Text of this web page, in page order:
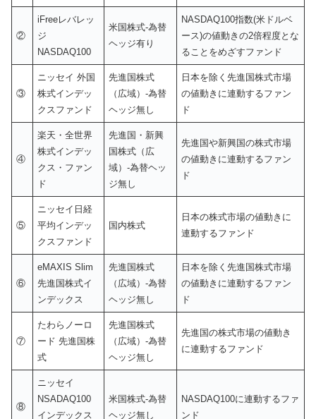
②
iFreeレバレッ
ジ
NASDAQ100
米国株式-為替
ヘッジ有り
NASDAQ100指数(米ドルベ
ース)の値動きの2倍程度とな
ることをめざすファンド
③
ニッセイ 外国
株式インデッ
クスファンド
先進国株式
（広域）-為替
ヘッジ無し
日本を除く先進国株式市場
の値動きに連動するファン
ド
④
楽天・全世界
株式インデッ
クス・ファン
ド
先進国・新興
国株式（広
域）-為替ヘッ
ジ無し
先進国や新興国の株式市場
の値動きに連動するファン
ド
⑤
ニッセイ日経
平均インデッ
クスファンド
国内株式
日本の株式市場の値動きに
連動するファンド
⑥
eMAXIS Slim
先進国株式イ
ンデックス
先進国株式
（広域）-為替
ヘッジ無し
日本を除く先進国株式市場
の値動きに連動するファン
ド
⑦
たわらノーロ
ード 先進国株
式
先進国株式
（広域）-為替
ヘッジ無し
先進国の株式市場の値動き
に連動するファンド
⑧
ニッセイ
NSADAQ100
インデックス
米国株式-為替
ヘッジ無し
NASDAQ100に連動するファ
ンド